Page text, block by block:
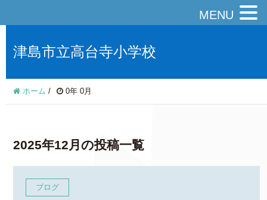
津島市立高台寺小学校
ホーム / 0年 0月
2025年12月の投稿一覧
ブログ
MENU